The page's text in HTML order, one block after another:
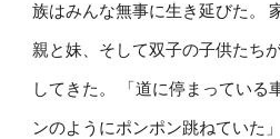
族はみんな無事に生き延びた。
親と妹、そして双子の子供たち
してきた。 「道に停まっている
ンのようにポンポン跳ねていた